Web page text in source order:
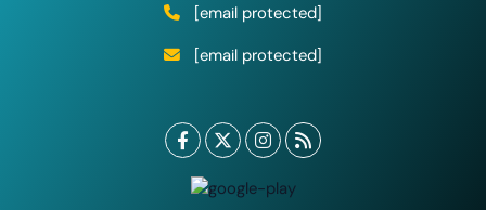
[email protected]
[email protected]